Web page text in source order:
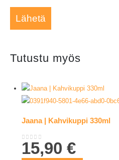
Tutustu myös
Jaana | Kahvikuppi 330ml
0out of 5
15,90€